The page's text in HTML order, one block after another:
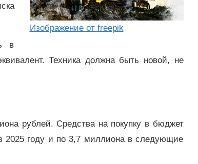
Изображение от freepik
в
Техника должна быть новой, не
рублей. Средства на покупку в бюджет
2025 году и по 3,7 миллиона в следующие